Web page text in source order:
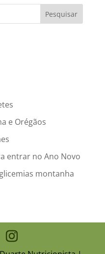
e Orégãos
entrar no Ano Novo
montanha